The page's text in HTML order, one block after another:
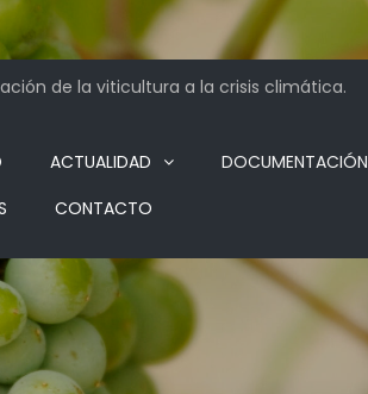
de la viticultura a la crisis climática.
ACTUALIDAD DOCUMENTACIÓN
CONTACTO